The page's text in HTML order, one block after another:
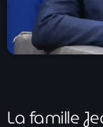
La famille